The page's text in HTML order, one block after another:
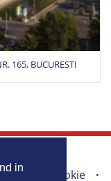
in
165, BUCURESTI
Politica Cookie